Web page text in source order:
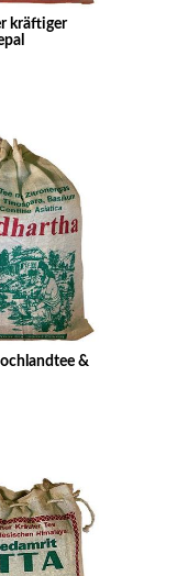
kräftiger
&